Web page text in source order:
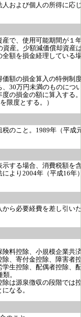
および個人の所得に応
で、使用可能期間が１
産。少額減価償却資産
額を損金経理している
額の損金算入の特例制
30万円未満のものにつ
の損金の額に算入する
限度とする。）
のこと。1989年（平成
する場合、消費税額を
より2004年（平成16年
ら必要経費を差し引い
料控除、小規模企業共
、寄付金控除、障害者
生控除、配偶者控除、
。
は源泉徴収の段階では
なる。